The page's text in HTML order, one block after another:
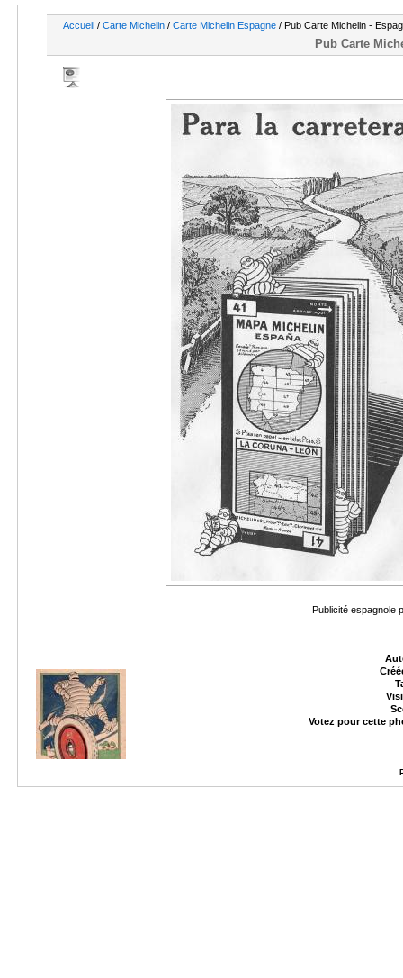
Accueil / Carte Michelin / Carte Michelin Espagne / Pub Carte Michelin -
Pub Carte
Publicité espagnole
Votez pour cette